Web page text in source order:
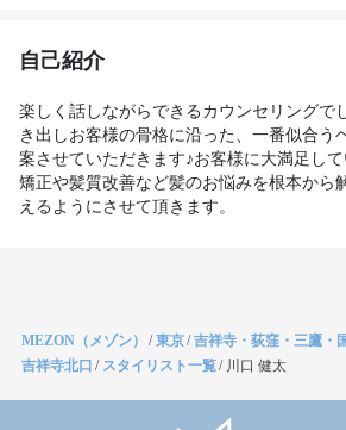
自己紹介
楽しく話しながらできるカウンセリングで
き出しお客様の骨格に沿った、一番似合う
案させていただきます♪お客様に大満足し
矯正や髪質改善など髪のお悩みを根本から
えるようにさせて頂きます。
MEZON（メゾン） /東京/吉祥寺・荻窪・三鷹・
吉祥寺北口 / スタイリスト一覧/ 川口 健太